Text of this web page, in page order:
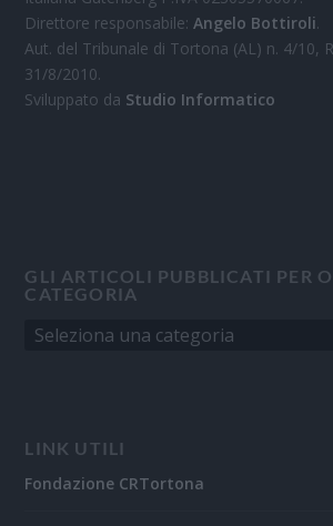
Direttore responsabile:Angelo Bottiroli.
Aut. del Tribunale di Tortona (AL) n. 4/10,
31/8/2010.
Sviluppato da Studio Informatico
GLI ARTICOLI PUBBLICATI PER
CATEGORIA
LINK UTILI
Fondazione CRTortona